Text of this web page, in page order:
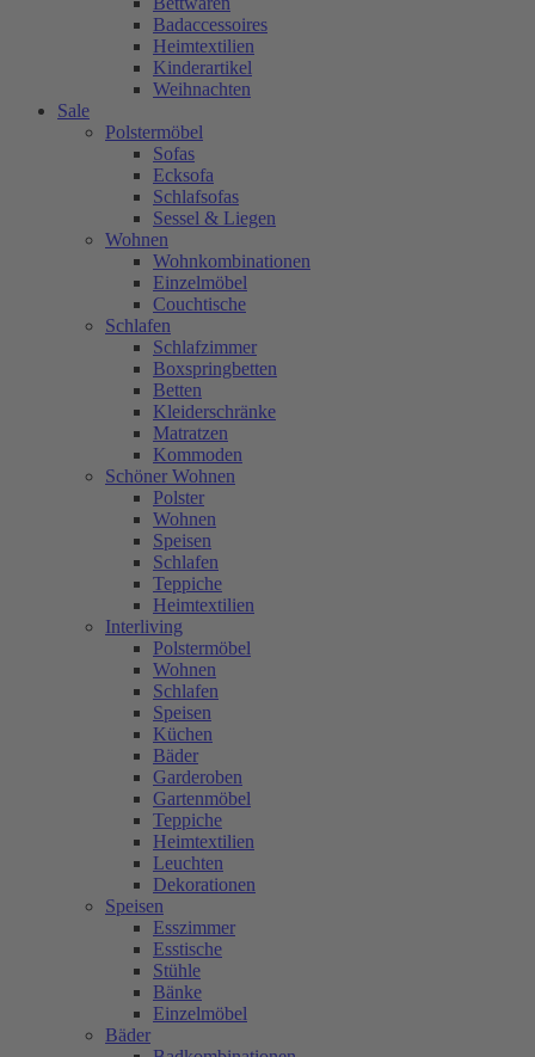
Badaccessoires
Heimtextilien
Kinderartikel
Weihnachten
Sale
Polstermöbel
Sofas
Ecksofa
Schlafsofas
Sessel & Liegen
Wohnen
Wohnkombinationen
Einzelmöbel
Couchtische
Schlafen
Schlafzimmer
Boxspringbetten
Betten
Kleiderschränke
Matratzen
Kommoden
Schöner Wohnen
Polster
Wohnen
Speisen
Schlafen
Teppiche
Heimtextilien
Interliving
Polstermöbel
Wohnen
Schlafen
Speisen
Küchen
Bäder
Garderoben
Gartenmöbel
Teppiche
Heimtextilien
Leuchten
Dekorationen
Speisen
Esszimmer
Esstische
Stühle
Bänke
Einzelmöbel
Bäder